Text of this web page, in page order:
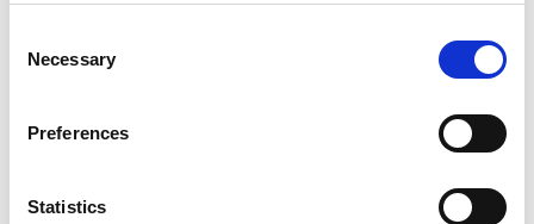
Selection
Necessary
Preferences
Statistics
un autre hébergement confortable situé dans la
région.